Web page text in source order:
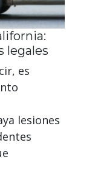
legales
es
lesiones